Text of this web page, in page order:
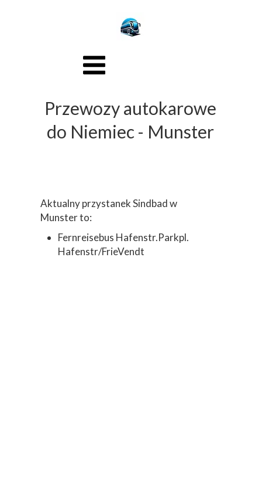
Aktualny przystanek Sindbad w
Munster to:
Fernreisebus Hafenstr.Parkpl.
Hafenstr/FrieVendt
Przewozy autokarowe
do Niemiec - Munster